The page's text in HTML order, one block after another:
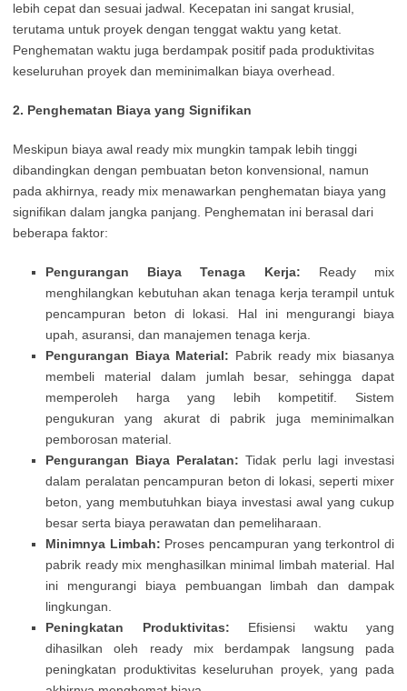
lebih cepat dan sesuai jadwal. Kecepatan ini sangat krusial,
terutama untuk proyek dengan tenggat waktu yang ketat.
Penghematan waktu juga berdampak positif pada produktivitas
keseluruhan proyek dan meminimalkan biaya overhead.
2. Penghematan Biaya yang Signifikan
Meskipun biaya awal ready mix mungkin tampak lebih tinggi
dibandingkan dengan pembuatan beton konvensional, namun
pada akhirnya, ready mix menawarkan penghematan biaya yang
signifikan dalam jangka panjang. Penghematan ini berasal dari
beberapa faktor:
Pengurangan Biaya Tenaga Kerja: Ready mix
menghilangkan kebutuhan akan tenaga kerja terampil untuk
pencampuran beton di lokasi. Hal ini mengurangi biaya
upah, asuransi, dan manajemen tenaga kerja.
Pengurangan Biaya Material: Pabrik ready mix biasanya
membeli material dalam jumlah besar, sehingga dapat
memperoleh harga yang lebih kompetitif. Sistem
pengukuran yang akurat di pabrik juga meminimalkan
pemborosan material.
Pengurangan Biaya Peralatan: Tidak perlu lagi investasi
dalam peralatan pencampuran beton di lokasi, seperti mixer
beton, yang membutuhkan biaya investasi awal yang cukup
besar serta biaya perawatan dan pemeliharaan.
Minimnya Limbah: Proses pencampuran yang terkontrol di
pabrik ready mix menghasilkan minimal limbah material. Hal
ini mengurangi biaya pembuangan limbah dan dampak
lingkungan.
Peningkatan Produktivitas: Efisiensi waktu yang
dihasilkan oleh ready mix berdampak langsung pada
peningkatan produktivitas keseluruhan proyek, yang pada